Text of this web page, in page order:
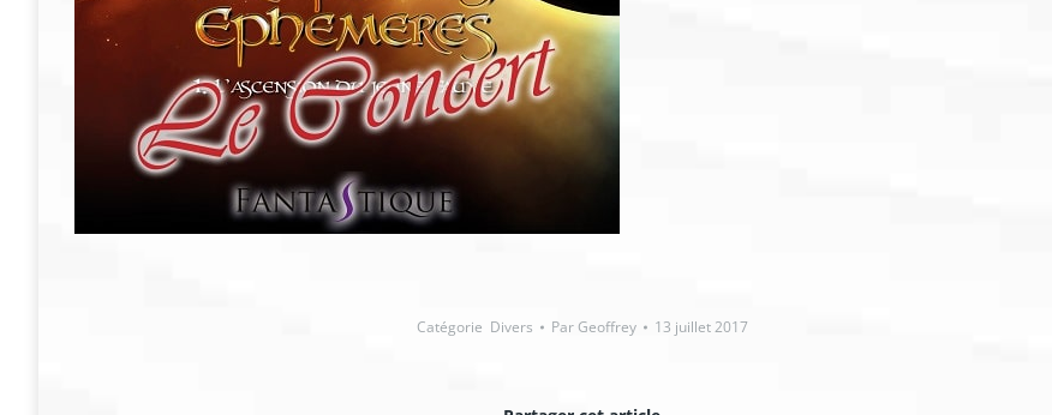
Catégorie Divers Par Geoffrey 13 juillet 2017